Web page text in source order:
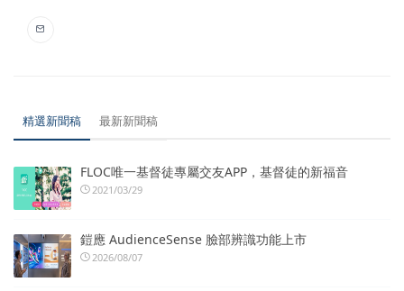
精選新聞稿 最新新聞稿
FLOC唯一基督徒專屬交友APP，基督徒的新福音
2021/03/29
鎧應 AudienceSense 臉部辨識功能上市
2026/08/07